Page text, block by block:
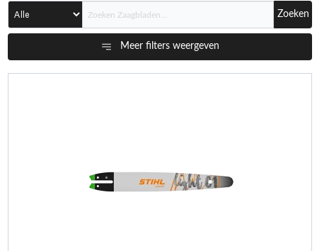
Zoeken
Meer filters weergeven